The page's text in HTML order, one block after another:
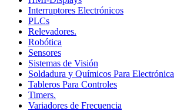
Interruptores Electrónicos
PLCs
Relevadores.
Robótica
Sensores
Sistemas de Visión
Soldadura y Químicos Para Electrónica
Tableros Para Controles
Timers.
Variadores de Frecuencia